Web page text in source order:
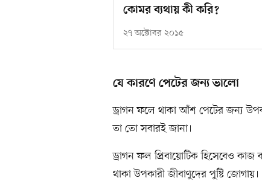
কোমর ব্যথায় কী করি?
২৭ অক্টোবর ২০১৫
যে কারণে পেটের জন্য ভালো
ড্রাগন ফলে থাকা আঁশ পেটের জন্য
তা তো সবারই জানা।
ড্রাগন ফল প্রিবায়োটিক হিসেবেও
থাকা উপকারী জীবাণুদের পুষ্টি